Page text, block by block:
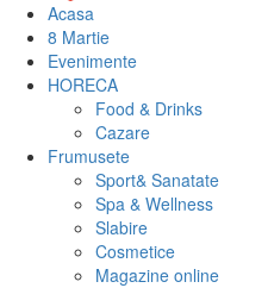
Acasa
8 Martie
Evenimente
HORECA
Food & Drinks
Cazare
Frumusete
Sport& Sanatate
Spa & Wellness
Slabire
Cosmetice
Magazine online